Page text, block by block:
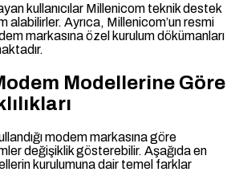
kullanıcılar Millenicom teknik destek
alabilirler. Ayrıca, Millenicom’un resmi
markasına özel kurulum dökümanları
Modellerine Göre
modem markasına göre
değişiklik gösterebilir. Aşağıda en
kurulumuna dair temel farklar